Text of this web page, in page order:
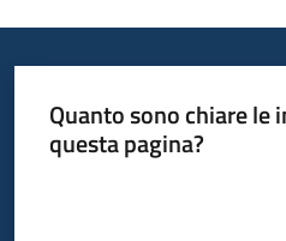
Quanto sono chiare le
questa pagina?